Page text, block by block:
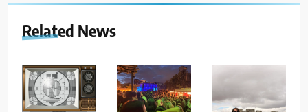
Related News